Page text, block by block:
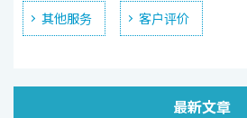
其他服务 客户评价
最新文章